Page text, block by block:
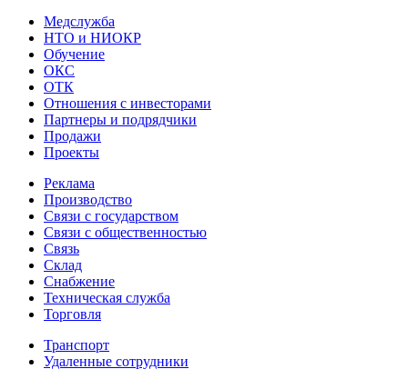
Медслужба
НТО и НИОКР
Обучение
ОКС
ОТК
Отношения с инвесторами
Партнеры и подрядчики
Продажи
Проекты
Реклама
Производство
Связи с государством
Связи с общественностью
Связь
Склад
Снабжение
Техническая служба
Торговля
Транспорт
Удаленные сотрудники